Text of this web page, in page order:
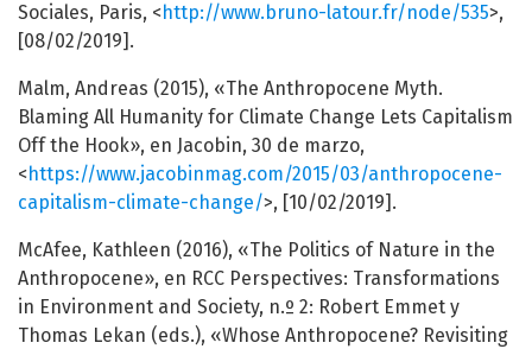
Sociales, Paris, <http://www.bruno-latour.fr/node/535>,
[08/02/2019].
Malm, Andreas (2015), «The Anthropocene Myth.
Blaming All Humanity for Climate Change Lets Capitalism
Off the Hook», en Jacobin, 30 de marzo,
<https://www.jacobinmag.com/2015/03/anthropocene-
capitalism-climate-change/>, [10/02/2019].
McAfee, Kathleen (2016), «The Politics of Nature in the
Anthropocene», en RCC Perspectives: Transformations
in Environment and Society, n.º 2: Robert Emmet y
Thomas Lekan (eds.), «Whose Anthropocene? Revisiting